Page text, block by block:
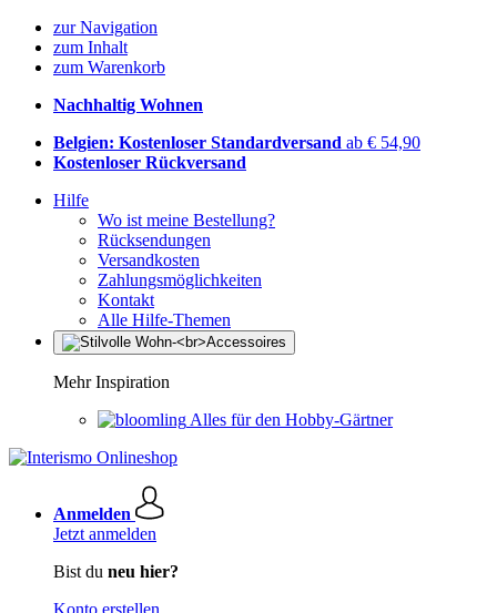
zur Navigation
zum Inhalt
zum Warenkorb
Nachhaltig Wohnen
Belgien: Kostenloser Standardversand ab € 54,90
Kostenloser Rückversand
Hilfe
Wo ist meine Bestellung?
Rücksendungen
Versandkosten
Zahlungsmöglichkeiten
Kontakt
Alle Hilfe-Themen
Mehr Inspiration
Alles für den Hobby-Gärtner
Anmelden
Jetzt anmelden
Bist du neu hier?
Konto erstellen